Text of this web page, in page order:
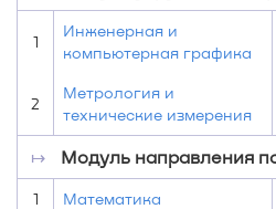
1
Инженерная и
компьютерная графика
2
Метрология и
технические измерения
↦ Модуль направления
1 Математика